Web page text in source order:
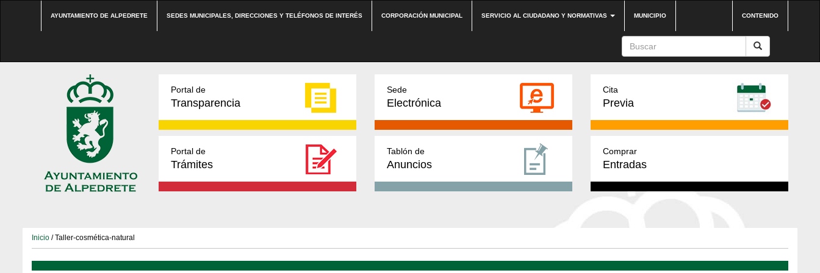
AYUNTAMIENTO DE ALPEDRETE SEDES MUNICIPALES, DIRECCIONES Y TELÉFONOS DE INTERÉS CORPORACIÓN MUNICIPAL SERVICIO AL CIUDADANO Y NORMATIVAS MUNICIPIO CONTENIDO
Portal de
Transparencia
Sede
Electrónica
Cita
Previa
Portal de
Trámites
Tablón de
Anuncios
Comprar
Entradas
Inicio / Taller-cosmética-natural